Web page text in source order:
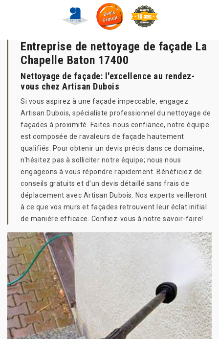
Entreprise de nettoyage de façade La
Chapelle Baton 17400
Nettoyage de façade: l'excellence au rendez-
vous chez Artisan Dubois
Si vous aspirez à une façade impeccable, engagez
Artisan Dubois, spécialiste professionnel du nettoyage de
façades à proximité. Faites-nous confiance, notre équipe
est composée de ravaleurs de façade hautement
qualifiés. Pour obtenir un devis précis dans ce domaine,
n'hésitez pas à solliciter notre équipe; nous nous
engageons à vous répondre rapidement. Bénéficiez de
conseils gratuits et d'un devis détaillé sans frais de
déplacement avec Artisan Dubois. Nos experts veilleront
à ce que vos murs et façades retrouvent leur éclat initial
de manière efficace. Confiez-vous à notre savoir-faire!